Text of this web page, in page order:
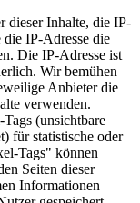
dieser Inhalte, die IP-
die IP-Adresse die
Die IP-Adresse ist
Wir bemühen
Anbieter die
verwenden.
(unsichtbare
für statistische oder
Tags" können
Seiten dieser
Informationen